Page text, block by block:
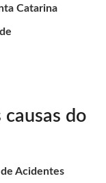
Catarina
do
Acidentes